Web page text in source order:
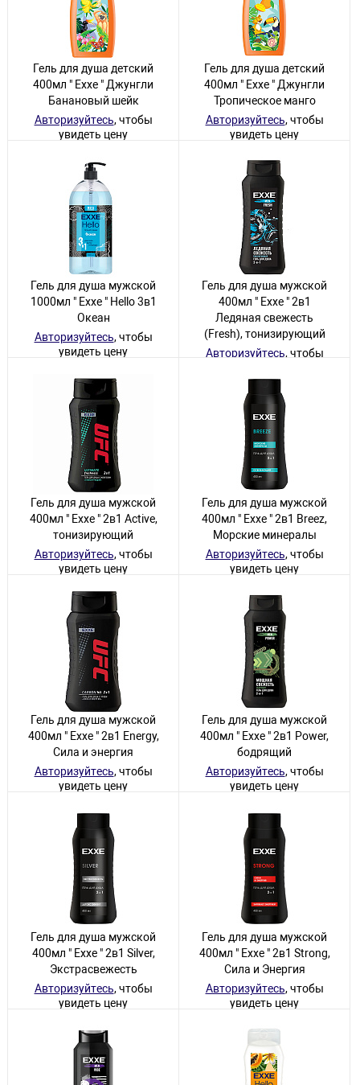
Гель для душа детский
400мл " Exxe " Джунгли
Банановый шейк
Авторизуйтесь, чтобы
увидеть цену
Гель для душа детский
400мл " Exxe " Джунгли
Тропическое манго
Авторизуйтесь, чтобы
увидеть цену
1 товар
Гель для душа мужской
1000мл " Exxe " Hello 3в1
Океан
Авторизуйтесь, чтобы
увидеть цену
40 товаров
Гель для душа мужской
400мл " Exxe " 2в1
Ледяная свежесть
(Fresh), тонизирующий
Авторизуйтесь, чтобы
23 товара
Гель для душа мужской
400мл " Exxe " 2в1 Active,
тонизирующий
Авторизуйтесь, чтобы
увидеть цену
37 товаров
Гель для душа мужской
400мл " Exxe " 2в1 Breez,
Морские минералы
Авторизуйтесь, чтобы
увидеть цену
19 товаров
Гель для душа мужской
400мл " Exxe " 2в1 Energy,
Сила и энергия
Авторизуйтесь, чтобы
увидеть цену
Гель для душа мужской
400мл " Exxe " 2в1 Power,
бодрящий
Авторизуйтесь, чтобы
увидеть цену
Гель для душа мужской
400мл " Exxe " 2в1 Silver,
Экстрасвежесть
Авторизуйтесь, чтобы
увидеть цену
Гель для душа мужской
400мл " Exxe " 2в1 Strong,
Сила и Энергия
Авторизуйтесь, чтобы
увидеть цену
23 товара